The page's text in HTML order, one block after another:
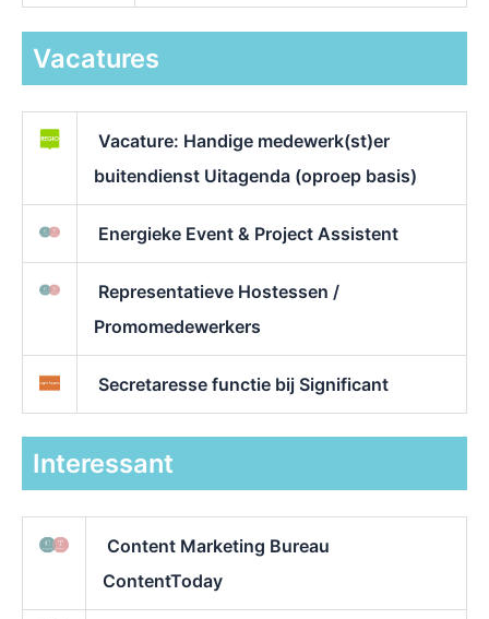
Vacatures
Vacature: Handige medewerk(st)er
buitendienst Uitagenda (oproep basis)
Energieke Event & Project Assistent
Representatieve Hostessen /
Promomedewerkers
Secretaresse functie bij Significant
Interessant
Content Marketing Bureau
ContentToday